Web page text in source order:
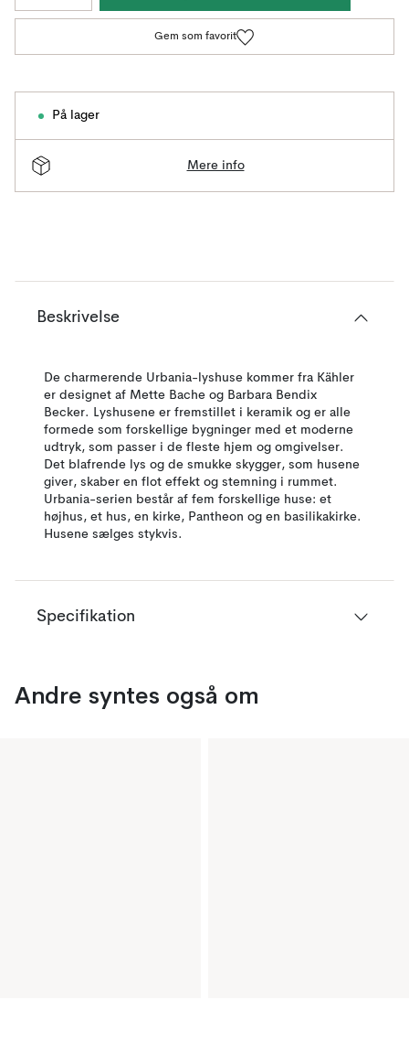
Gem som favorit
På lager
Mere info
Beskrivelse
De charmerende Urbania-lyshuse kommer fra Kähler
er designet af Mette Bache og Barbara Bendix
Becker. Lyshusene er fremstillet i keramik og er alle
formede som forskellige bygninger med et moderne
udtryk, som passer i de fleste hjem og omgivelser.
Det blafrende lys og de smukke skygger, som husene
giver, skaber en flot effekt og stemning i rummet.
Urbania-serien består af fem forskellige huse: et
højhus, et hus, en kirke, Pantheon og en basilikakirke.
Husene sælges stykvis.
Specifikation
Andre syntes også om